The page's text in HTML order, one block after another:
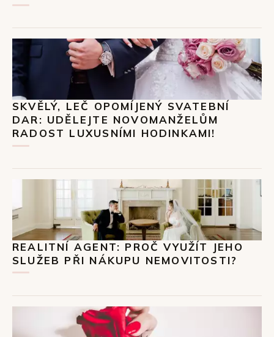
SKVĚLÝ, LEČ OPOMÍJENÝ SVATEBNÍ
DAR: UDĚLEJTE NOVOMANŽELŮM
RADOST LUXUSNÍMI HODINKAMI!
REALITNÍ AGENT: PROČ VYUŽÍT JEHO
SLUŽEB PŘI NÁKUPU NEMOVITOSTI?